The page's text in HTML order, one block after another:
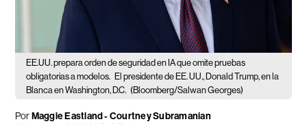
EE.UU. prepara orden de seguridad en IA que omite pruebas
obligatorias a modelos. El presidente de EE. UU., Donald Trump, en la
Blanca en Washington, D.C. (Bloomberg/Salwan Georges)
PorMaggie Eastland - Courtney Subramanian